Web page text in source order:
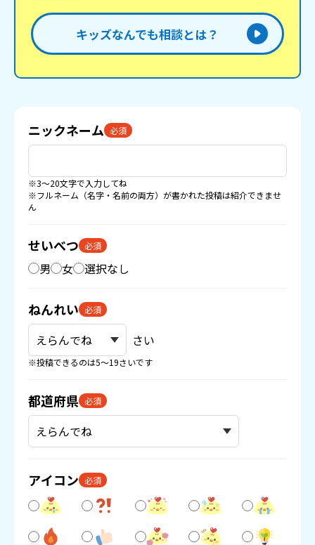
キッズなんでも相談とは？
ニックネーム 必須
※3〜20文字で入力してね
※フルネーム（名字・名前の両方）が書かれた投稿は紹介できませ
ん
せいべつ 必須
男 女 選択なし
ねんれい 必須
さい
※投稿できるのは5〜19さいです
都道府県 必須
アイコン 必須